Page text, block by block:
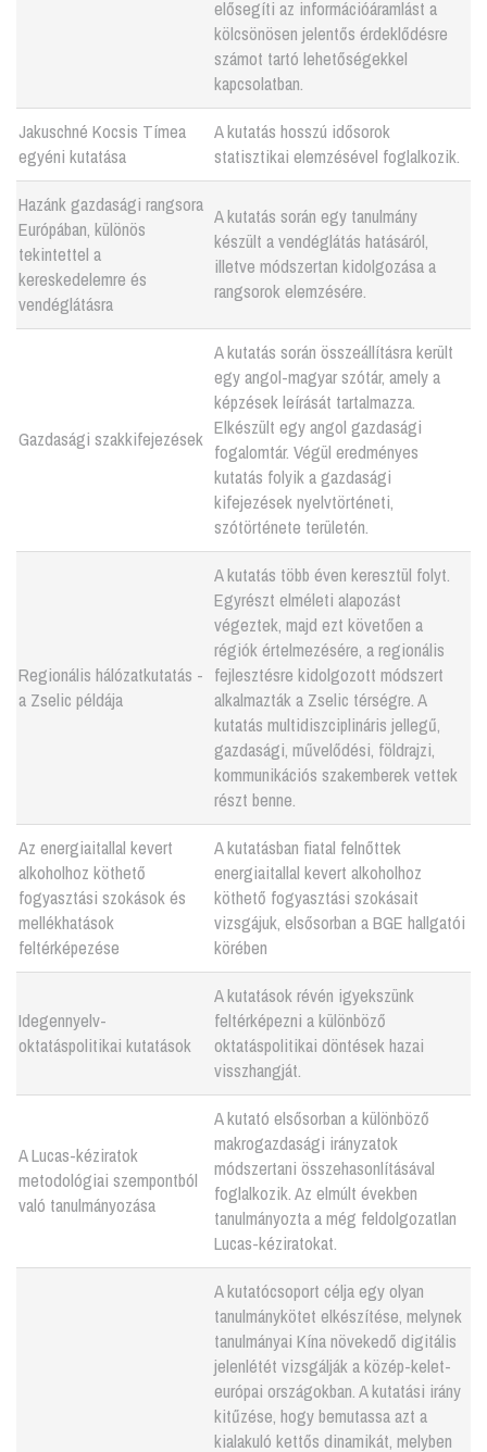
elősegíti az információáramlást a
kölcsönösen jelentős érdeklődésre
számot tartó lehetőségekkel
kapcsolatban.
Jakuschné Kocsis Tímea
egyéni kutatása
A kutatás hosszú idősorok
statisztikai elemzésével foglalkozik.
Hazánk gazdasági rangsora
Európában, különös
tekintettel a
kereskedelemre és
vendéglátásra
A kutatás során egy tanulmány
készült a vendéglátás hatásáról,
illetve módszertan kidolgozása a
rangsorok elemzésére.
Gazdasági szakkifejezések
A kutatás során összeállításra került
egy angol-magyar szótár, amely a
képzések leírását tartalmazza.
Elkészült egy angol gazdasági
fogalomtár. Végül eredményes
kutatás folyik a gazdasági
kifejezések nyelvtörténeti,
szótörténete területén.
Regionális hálózatkutatás -
a Zselic példája
A kutatás több éven keresztül folyt.
Egyrészt elméleti alapozást
végeztek, majd ezt követően a
régiók értelmezésére, a regionális
fejlesztésre kidolgozott módszert
alkalmazták a Zselic térségre. A
kutatás multidiszciplináris jellegű,
gazdasági, művelődési, földrajzi,
kommunikációs szakemberek vettek
részt benne.
Az energiaitallal kevert
alkoholhoz köthető
fogyasztási szokások és
mellékhatások
feltérképezése
A kutatásban fiatal felnőttek
energiaitallal kevert alkoholhoz
köthető fogyasztási szokásait
vizsgájuk, elsősorban a BGE hallgatói
körében
Idegennyelv-
oktatáspolitikai kutatások
A kutatások révén igyekszünk
feltérképezni a különböző
oktatáspolitikai döntések hazai
visszhangját.
A Lucas-kéziratok
metodológiai szempontból
való tanulmányozása
A kutató elsősorban a különböző
makrogazdasági irányzatok
módszertani összehasonlításával
foglalkozik. Az elmúlt években
tanulmányozta a még feldolgozatlan
Lucas-kéziratokat.
A kutatócsoport célja egy olyan
tanulmánykötet elkészítése, melynek
tanulmányai Kína növekedő digitális
jelenlétét vizsgálják a közép-kelet-
európai országokban. A kutatási irány
kitűzése, hogy bemutassa azt a
kialakuló kettős dinamikát, melyben